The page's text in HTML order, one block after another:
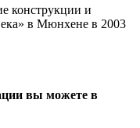
конструкции и
в Мюнхене в 2003
вы можете в